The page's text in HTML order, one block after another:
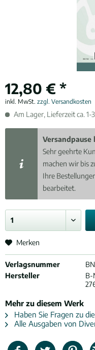
12,80 € *
inkl. MwSt. zzgl. Versandkosten
Am Lager, Lieferzeit ca. 1-
Versandpause
Sehr geehrte
machen wir bis
Ihre
bearbeitet.
Merken
Verlagsnummer
Hersteller
B-
Mehr zu diesem Werk
Haben Sie Fragen zu
Alle Ausgaben von